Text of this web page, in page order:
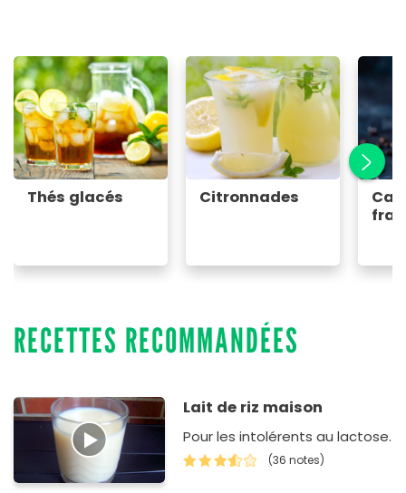
Thés glacés Citronnades
RECETTES RECOMMANDÉES
Lait de riz maison
Pour les intolérents au lactose.
(36 notes)